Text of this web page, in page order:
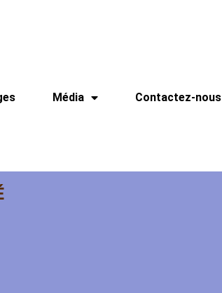
Média Contactez-nous